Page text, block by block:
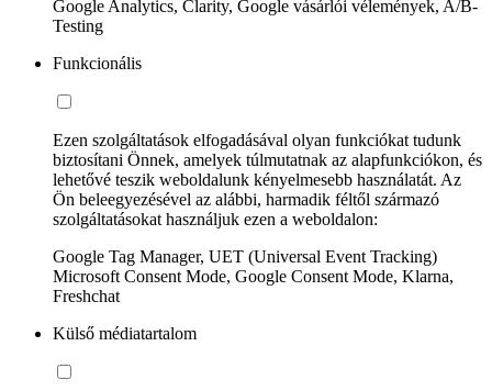
Google Analytics, Clarity, Google vásárlói vélemények, A/B-
Testing
Funkcionális
Ezen szolgáltatások elfogadásával olyan funkciókat tudunk
biztosítani Önnek, amelyek túlmutatnak az alapfunkciókon, és
lehetővé teszik weboldalunk kényelmesebb használatát. Az
Ön beleegyezésével az alábbi, harmadik féltől származó
szolgáltatásokat használjuk ezen a weboldalon:
Google Tag Manager, UET (Universal Event Tracking)
Microsoft Consent Mode, Google Consent Mode, Klarna,
Freshchat
Külső médiatartalom